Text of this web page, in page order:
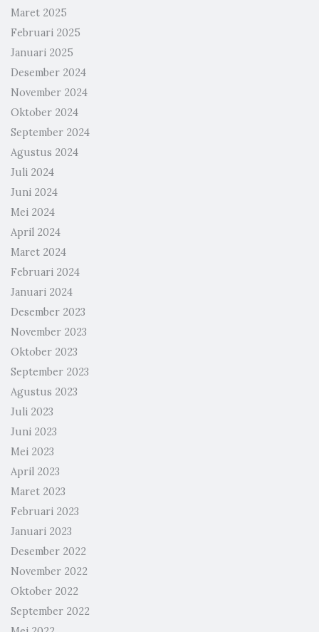
Maret 2025
Februari 2025
Januari 2025
Desember 2024
November 2024
Oktober 2024
September 2024
Agustus 2024
Juli 2024
Juni 2024
Mei 2024
April 2024
Maret 2024
Februari 2024
Januari 2024
Desember 2023
November 2023
Oktober 2023
September 2023
Agustus 2023
Juli 2023
Juni 2023
Mei 2023
April 2023
Maret 2023
Februari 2023
Januari 2023
Desember 2022
November 2022
Oktober 2022
September 2022